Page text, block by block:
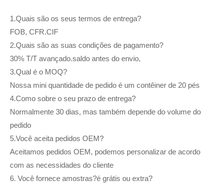
1.Quais são os seus termos de entrega?
FOB, CFR.CIF
2.Quais são as suas condições de pagamento?
30% T/T avançado.saldo antes do envio,
3.Qual é o MOQ?
Nossa mini quantidade de pedido é um contêiner de 20 pés
4.Como sobre o seu prazo de entrega?
Normalmente 30 dias, mas também depende do volume do
pedido
5.Você aceita pedidos OEM?
Aceitamos pedidos OEM, podemos personalizar de acordo
com as necessidades do cliente
6. Você fornece amostras?é grátis ou extra?